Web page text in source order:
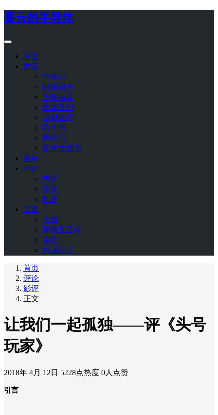
暮云的半导体
首页
讲章
申命记
阿摩司书
约翰福音
出埃及记
以斯帖记
约拿书
路得记
提摩太后书
课程
评论
书评
影评
时评
文章
其他
新教五圣传
诗歌
返璞归真
首页
评论
影评
正文
让我们一起孤独——评《头号
玩家》
2018年 4月 12日 5228点热度 0人点赞
引言